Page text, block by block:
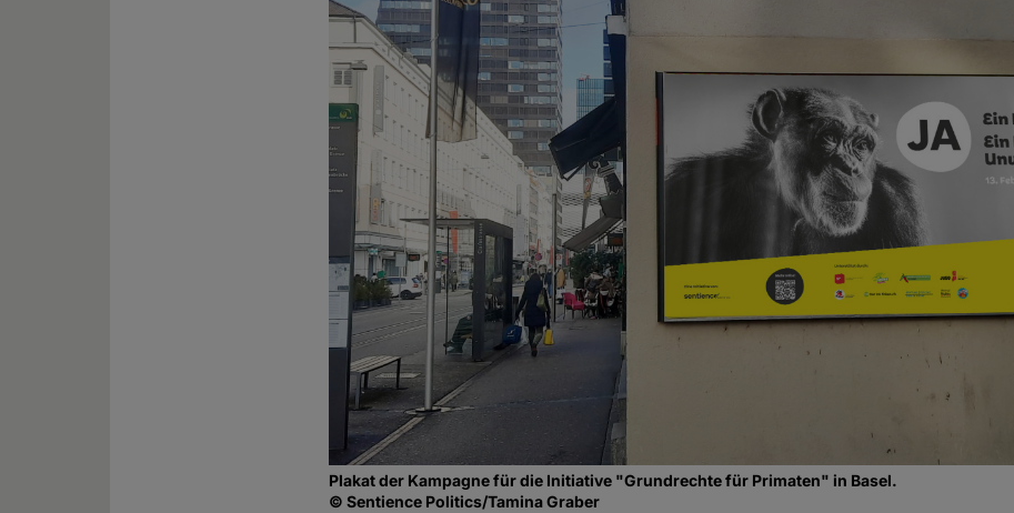
Plakat der Kampagne für die Initiative "Grundrechte für Primaten" in Basel.
© Sentience Politics/Tamina Graber